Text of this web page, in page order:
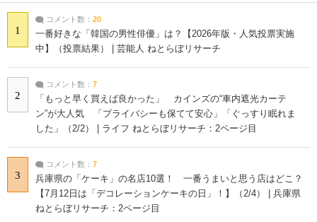
1
コメント数： 20
一番好きな「韓国の男性俳優」は？【2026年版・人気投票実施
中】（投票結果） | 芸能人 ねとらぼリサーチ
2
コメント数： 7
「もっと早く買えば良かった」 カインズの“車内遮光カーテ
ン”が大人気 「プライバシーも保てて安心」「ぐっすり眠れま
した」（2/2） | ライフ ねとらぼリサーチ：2ページ目
3
コメント数： 7
兵庫県の「ケーキ」の名店10選！ 一番うまいと思う店はどこ？
【7月12日は「デコレーションケーキの日」！】（2/4） | 兵庫県
ねとらぼリサーチ：2ページ目